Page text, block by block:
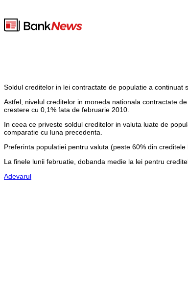
Soldul creditelor in lei contractate de populatie a
Astfel, nivelul creditelor in moneda nationala contractate
crestere cu 0,1% fata de februarie 2010.
In ceea ce priveste soldul creditelor in valuta luate de
comparatie cu luna precedenta.
Preferinta populatiei pentru valuta (peste 60% din
La finele lunii februatie, dobanda medie la lei pentru
Adevarul